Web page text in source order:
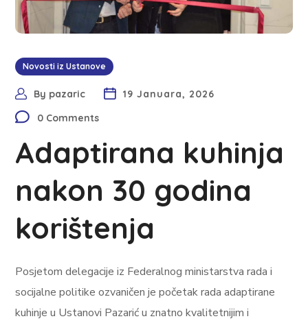
Novosti iz Ustanove
By pazaric
19 Januara, 2026
0 Comments
Adaptirana kuhinja
nakon 30 godina
korištenja
Posjetom delegacije iz Federalnog ministarstva rada i
socijalne politike ozvaničen je početak rada adaptirane
kuhinje u Ustanovi Pazarić u znatno kvalitetnijim i